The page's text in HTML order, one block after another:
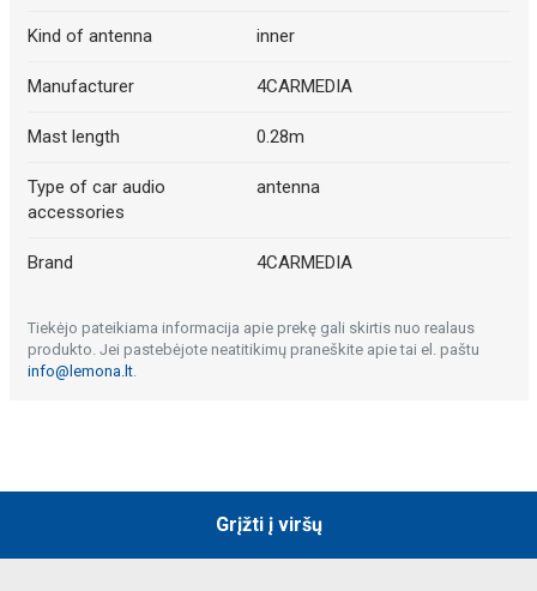
Kind of antenna inner
Manufacturer 4CARMEDIA
Mast length 0.28m
Type of car audio
accessories
antenna
Brand 4CARMEDIA
Tiekėjo pateikiama informacija apie prekę gali skirtis nuo realaus
produkto. Jei pastebėjote neatitikimų praneškite apie tai el. paštu
info@lemona.lt.
Grįžti į viršų